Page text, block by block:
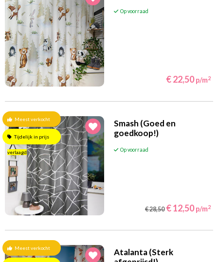
Dino's (11)
Educatief(23)
Fotogordijnen digitaal (64)
Maritiem (31)
Prinsessen (22)
Ridders en piraten (13)
(4)
Sterren en planeten(19)
Transport(80)
Wereld en steden(30)
Boerderijdieren (41)
Bosdieren (46)
Huisdieren (20)
Nijntje
Vlinders
Op voorraad
€ 22,50 p/m2
Meest verkocht
Tijdelijk in prijs
verlaagd
Smash (Goed en
goedkoop!)
Op voorraad
€ 28,50 € 12,50 p/m2
Meest verkocht
Atalanta (Sterk